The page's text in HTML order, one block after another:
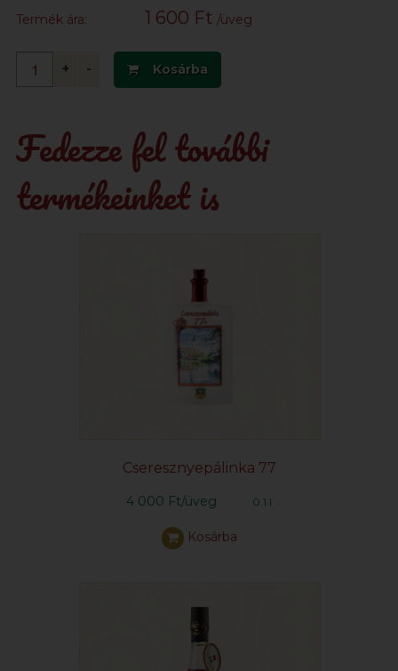
Termék ára:
1 600 Ft /üveg
+ - Kosárba
Fedezze fel további
termékeinket is
Cseresznyepálinka 77
4 000 Ft/üveg 0.1 l
Kosárba